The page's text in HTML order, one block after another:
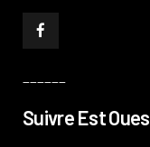
Suivre Est